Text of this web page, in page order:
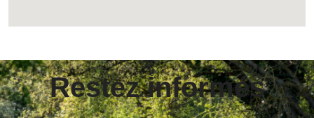
Restez informés